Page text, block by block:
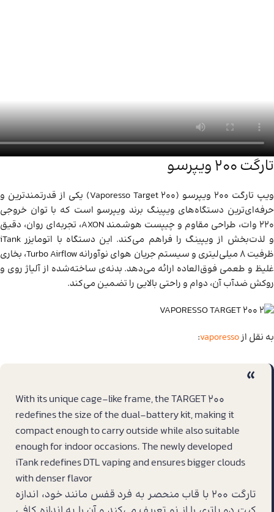
تارگت ۲۰۰ ویپرسو
ویپ تارگت 200 ویپرسو (Vaporesso Target 200) یکی از قدرتمندترین و
حرفه‌ای‌ترین دستگاه‌های ویپینگ برند ویپرسو است که با توان خروجی
220 وات، طراحی مقاوم و چیپست هوشمند AXON، تجربه‌ای روان، دقیق
و لذت‌بخش از ویپینگ را فراهم می‌کند. این دستگاه با اتومایزر iTank
ظرفیت 8 میلی‌لیتری و سیستم جریان هوای نوآورانه Turbo Airflow، بخاری
غلیظ و طعمی فوق‌العاده ارائه می‌دهد. بدنه‌ی ساخته‌شده از آلیاژ روی و
روکش ضدآب آن، دوام و راحتی بالایی را تضمین می‌کند.
به نقل ازvaporesso
:
With its unique cage-like frame, the TARGET 200
redefines the size of the dual-battery kit, making it
compact enough to carry outside while also suitable
enough for indoor occasions. The newly developed
iTank redefines DTL vaping and ensures bigger clouds
with denser flavor
تارگت ۲۰۰ با قاب منحصر به فرد قفس مانند خود، اندازه